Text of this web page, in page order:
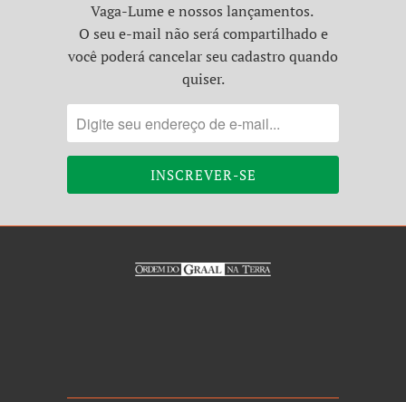
Vaga-Lume e nossos lançamentos.
O seu e-mail não será compartilhado e
você poderá cancelar seu cadastro quando
quiser.